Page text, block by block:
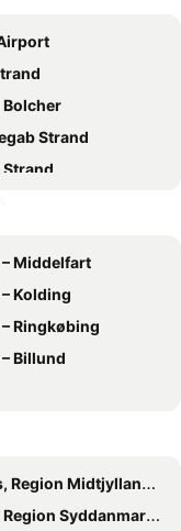
Sportel
Pavillonen
Ferie Accommodation
Golfcenter, Ho
Bed & Breakfast
Center
Bolcher
Strand
Ribe
Strand
Park
Middelfart
Kolding
Ringkøbing
Billund
Midtjylland Hoteller
Syddanmark Hoteller